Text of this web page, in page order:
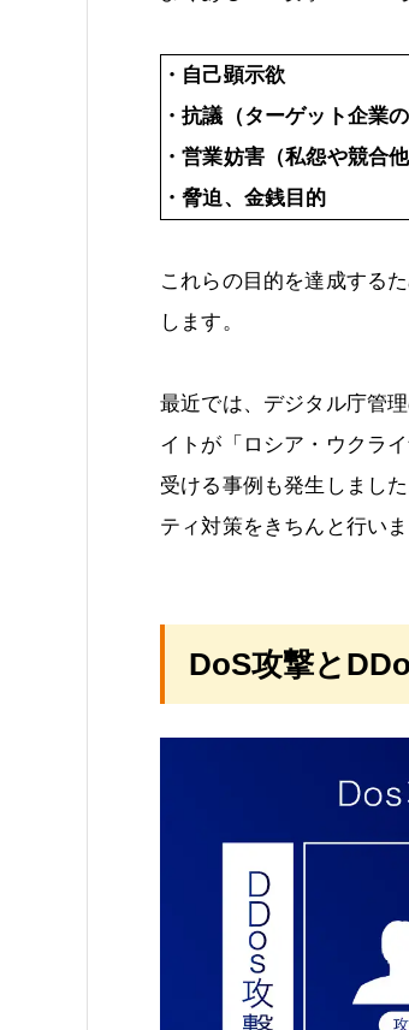
・自己顕示欲
・抗議（ターゲット企業
・営業妨害（私怨や競合
・脅迫、金銭目的
これらの目的を達成する
します。
最近では、デジタル庁管
イトが「ロシア・ウクラ
受ける事例も発生しまし
ティ対策をきちんと行いま
DoS攻撃と